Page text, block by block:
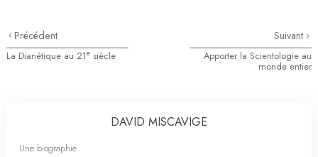
Précédent
La Dianétique au 21e siècle
Suivant
Apporter la Scientologie au
monde entier
DAVID MISCAVIGE
Une biographie